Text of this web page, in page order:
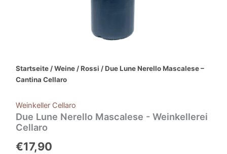
Startseite /Weine /Rossi / Due Lune Nerello Mascalese –
Cantina Cellaro
Weinkeller Cellaro
Due Lune Nerello Mascalese - Weinkellerei
Cellaro
€17,90